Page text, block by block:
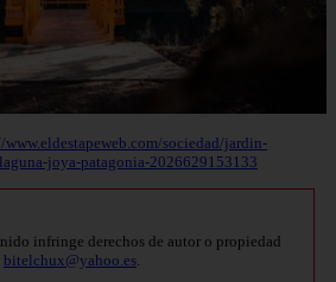
www.eldestapeweb.com/sociedad/jardin-
joya-patagonia-2026629153133
infringe derechos de autor o propiedad
bitelchux@yahoo.es